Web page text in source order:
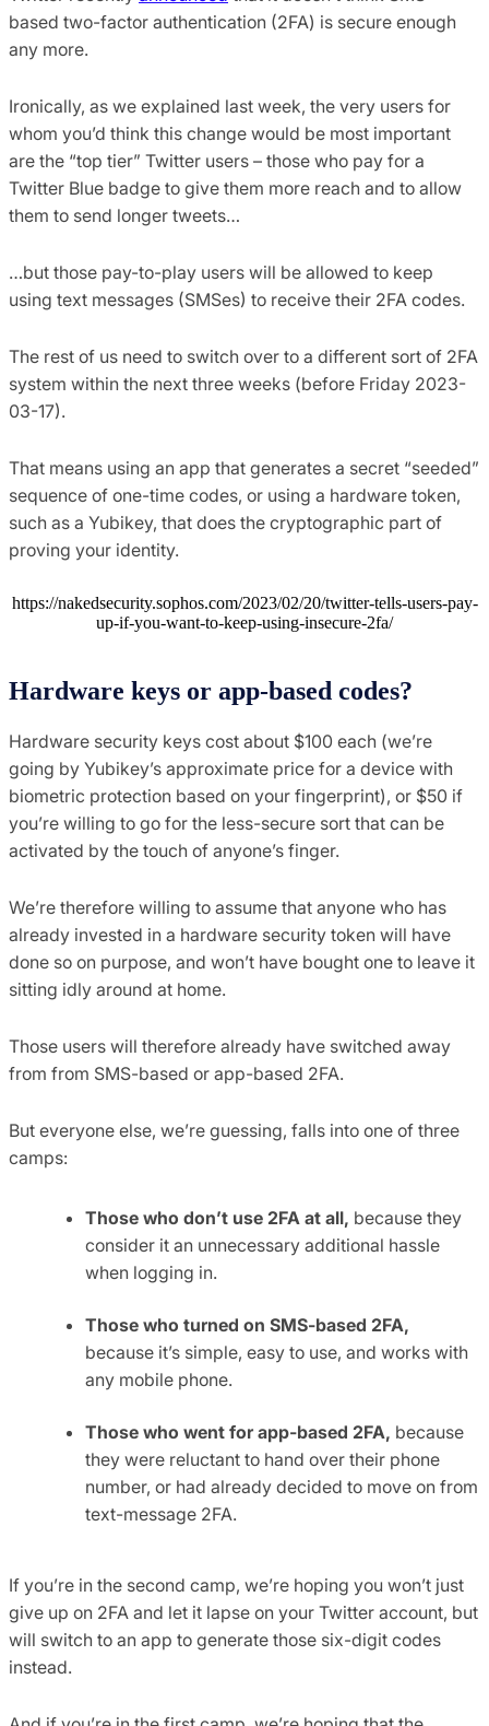
based two-factor authentication (2FA) is secure enough
any more.
Ironically, as we explained last week, the very users for
whom you’d think this change would be most important
are the “top tier” Twitter users – those who pay for a
Twitter Blue badge to give them more reach and to allow
them to send longer tweets…
…but those pay-to-play users will be allowed to keep
using text messages (SMSes) to receive their 2FA codes.
The rest of us need to switch over to a different sort of 2FA
system within the next three weeks (before Friday 2023-
03-17).
That means using an app that generates a secret “seeded”
sequence of one-time codes, or using a hardware token,
such as a Yubikey, that does the cryptographic part of
proving your identity.
https://nakedsecurity.sophos.com/2023/02/20/twitter-tells-users-pay-
up-if-you-want-to-keep-using-insecure-2fa/
Hardware keys or app-based codes?
Hardware security keys cost about $100 each (we’re
going by Yubikey’s approximate price for a device with
biometric protection based on your fingerprint), or $50 if
you’re willing to go for the less-secure sort that can be
activated by the touch of anyone’s finger.
We’re therefore willing to assume that anyone who has
already invested in a hardware security token will have
done so on purpose, and won’t have bought one to leave it
sitting idly around at home.
Those users will therefore already have switched away
from from SMS-based or app-based 2FA.
But everyone else, we’re guessing, falls into one of three
camps:
Those who don’t use 2FA at all, because they
consider it an unnecessary additional hassle
when logging in.
Those who turned on SMS-based 2FA,
because it’s simple, easy to use, and works with
any mobile phone.
Those who went for app-based 2FA, because
they were reluctant to hand over their phone
number, or had already decided to move on from
text-message 2FA.
If you’re in the second camp, we’re hoping you won’t just
give up on 2FA and let it lapse on your Twitter account, but
will switch to an app to generate those six-digit codes
instead.